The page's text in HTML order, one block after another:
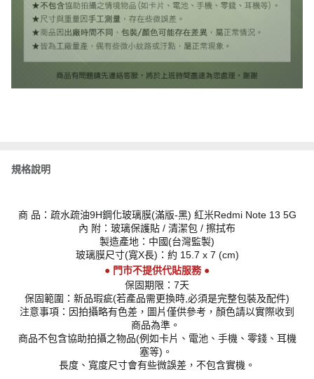
規格說明
商 品：疏水疏油9H鋼化玻璃膜(滿版-黑) 紅米Redmi Note 13 5G
內 附：玻璃保護貼 / 清潔包 / 擦拭布
製造產地：中國(台灣監製)
玻璃膜尺寸(寬X長)：約 15.7 x 7 (cm)
● 門市不提供代貼服務 ●
保固期限：7天
保固範圍：新品瑕疵(若產品需更換時,必須是完整包裝及配件)
注意事項：因拍攝略有色差，圖片僅供參考，顏色請以實際收到
商品為準。
商品不包含協助拍攝之物品(例如卡片、電池、手機、零錢、耳機
塞等)。
長度、寬度尺寸會有些微誤差，不包含實機。